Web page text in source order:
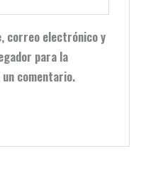
correo electrónico y
para la
un comentario.